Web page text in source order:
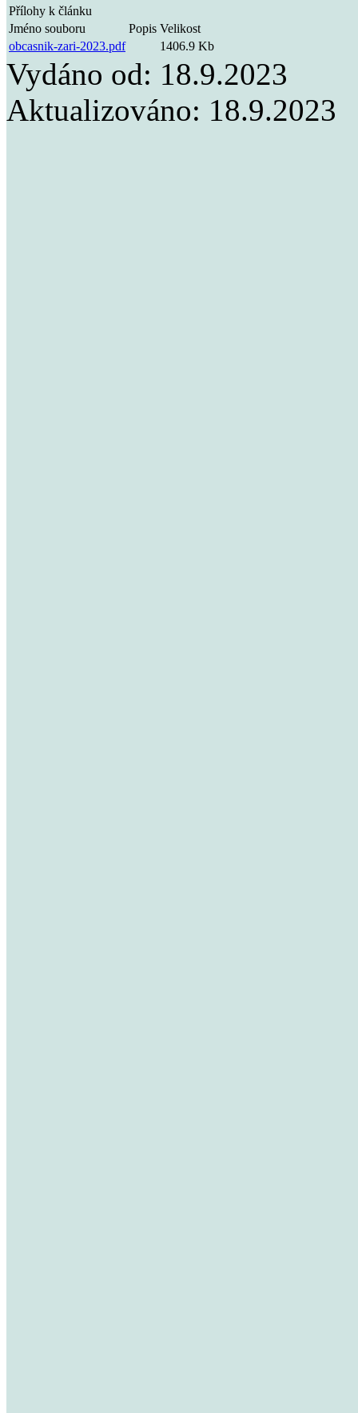
Přílohy k článku
Jméno souboru
Popis Velikost
obcasnik-zari-2023.pdf
1406.9 Kb
Vydáno od: 18.9.2023
Aktualizováno: 18.9.2023